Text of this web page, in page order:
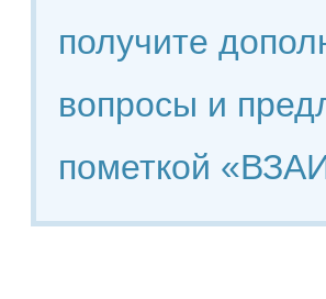
получите
вопросы и
пометкой